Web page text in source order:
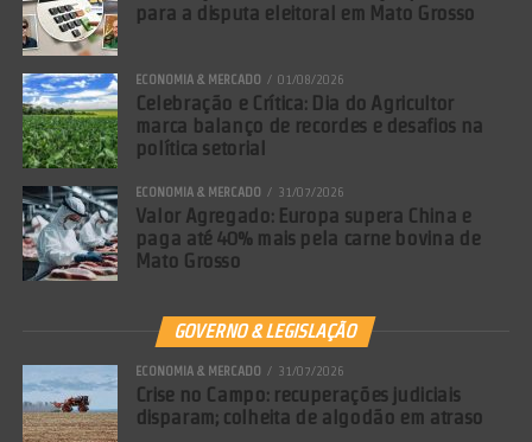
para a disputa eleitoral em Mato Grosso
ECONOMIA & MERCADO 01/08/2026
Celebração e Crítica: Dia do Agricultor
marca balanço de recordes e desafios na
política setorial
ECONOMIA & MERCADO 31/07/2026
Valor Agregado: Europa supera China e
paga até 40% mais pela carne bovina de
Mato Grosso
GOVERNO & LEGISLAÇÃO
ECONOMIA & MERCADO 31/07/2026
Crise no Campo: recuperações judiciais
disparam; colheita de algodão em atraso